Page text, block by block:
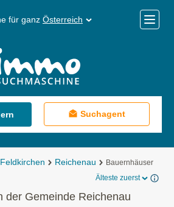
für ganz Österreich
Menü
Suchagent
Feldkirchen Reichenau
Bauernhäuser
Älteste zuerst
der Gemeinde Reichenau